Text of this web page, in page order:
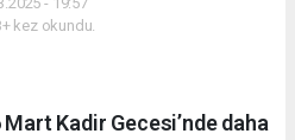
kez okundu.
Kadir Gecesi’nde daha